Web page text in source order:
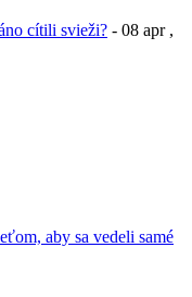
cítili svieži? - 08 apr ,
aby sa vedeli samé